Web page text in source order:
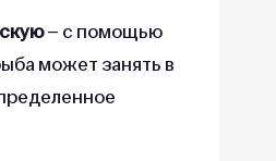
– с помощью
может занять в